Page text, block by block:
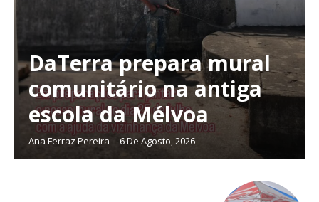
ASSINATURA
DIGITAL ANUAL
16€
12 meses
Acesso ao conteúdo online
DaTerra prepara mural
comunitário na antiga
escola da Mélvoa
Ana Ferraz Pereira - 6 De Agosto, 2026